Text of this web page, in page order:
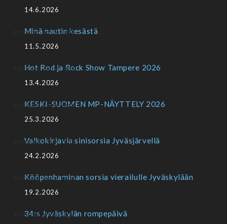
14.6.2026
Minä nautin kesästä
11.5.2026
Hot Rod ja Rock Show Tampere 2026
13.4.2026
KESKI-SUOMEN MP-NÄYTTELY 2026
25.3.2026
Valkokirjavia sinisorsia Jyväsjärvellä
24.2.2026
Kööpenhaminan sorsia vierailulle Jyväskylään
19.2.2026
34:s Jyväskylän rompepäivä